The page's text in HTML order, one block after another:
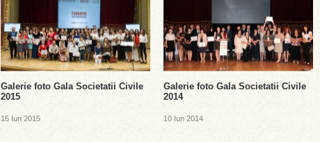
Galerie foto Gala Societatii Civile
2015
15 Iun 2015
Galerie foto Gala Societatii Civile
2014
10 Iun 2014